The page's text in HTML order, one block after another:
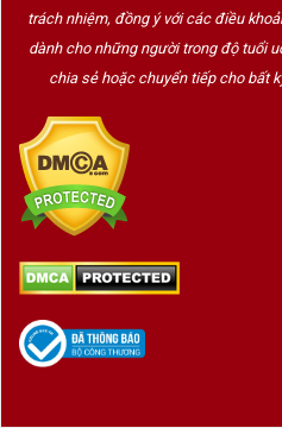
trách nhiệm, đồng ý với các điều
dành cho những người trong độ tuổi
chia sẻ hoặc chuyển tiếp cho bất